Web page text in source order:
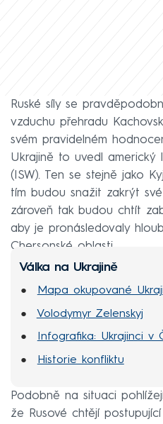
Ruské síly se
vzduchu přehradu
svém pravidelném
Ukrajině to uvedl americký
(ISW). Ten se stejně jako
tím budou snažit zakrýt
zároveň tak budou chtít
aby je pronásledovaly
Chersonské oblasti.
Válka na Ukrajině
Mapa okupované
Volodymyr Zelenskyj
Infografika: Ukrajinci v
Historie konfliktu
Podobně na situaci
že Rusové chtějí